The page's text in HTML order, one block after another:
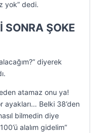
yok” dedi.
SONRA ŞOKE
diyerek
atamaz onu ya!
Belki 38’den
bilmedin diye
alalım gidelim”